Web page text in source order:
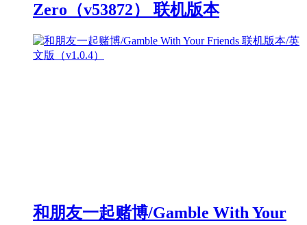
Zero（v53872） 联机版本
和朋友一起赌博/Gamble With Your